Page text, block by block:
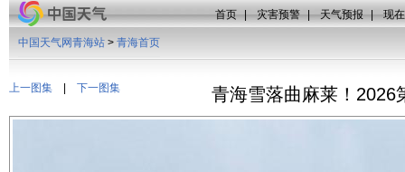
首页 | 灾害预警 | 天气预报 | 现
上一图集 下一图集
中国天气网青海站 > 青海首页
青海雪落曲麻莱！